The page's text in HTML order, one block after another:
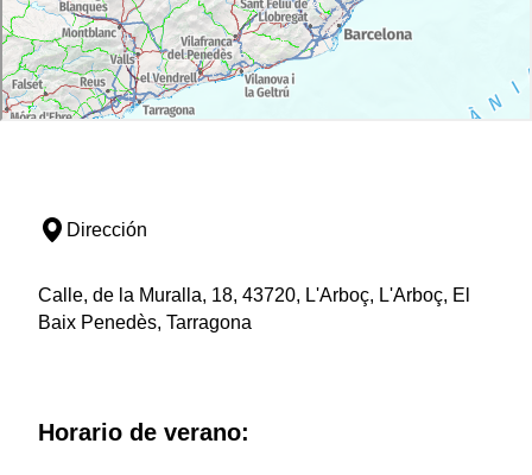
Dirección
Calle, de la Muralla, 18, 43720, L'Arboç, L'Arboç, El
Baix Penedès, Tarragona
Horario de verano: